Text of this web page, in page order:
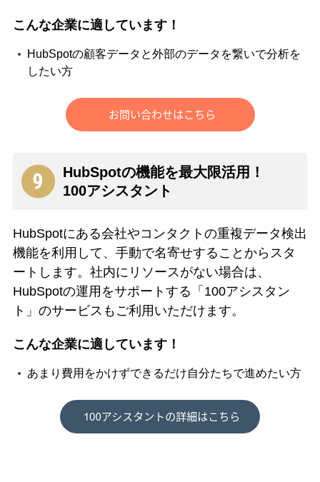
こんな企業に適しています！
HubSpotの顧客データと外部のデータを繋いで分析を
したい方
HubSpotの機能を最大限活用！
100アシスタント
HubSpotにある会社やコンタクトの重複データ検出
機能を利用して、手動で名寄せすることからスタ
ートします。社内にリソースがない場合は、
HubSpotの運用をサポートする「100アシスタン
ト」のサービスもご利用いただけます。
こんな企業に適しています！
あまり費用をかけずできるだけ自分たちで進めたい方